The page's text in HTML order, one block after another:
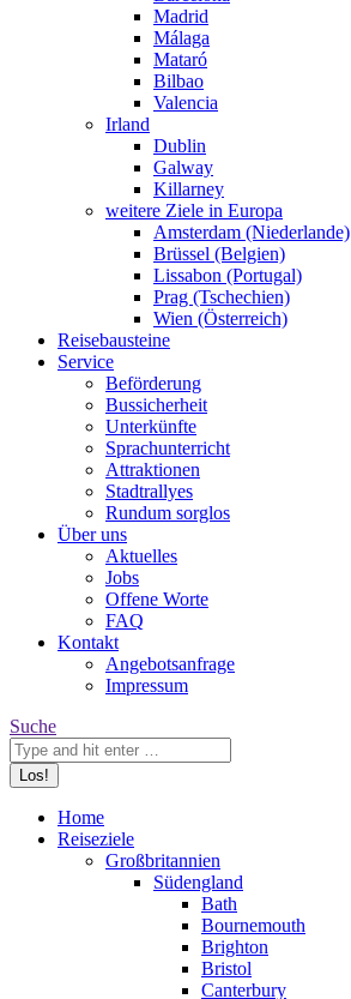
Madrid
Málaga
Mataró
Bilbao
Valencia
Irland
Dublin
Galway
Killarney
weitere Ziele in Europa
Amsterdam (Niederlande)
Brüssel (Belgien)
Lissabon (Portugal)
Prag (Tschechien)
Wien (Österreich)
Reisebausteine
Service
Beförderung
Bussicherheit
Unterkünfte
Sprachunterricht
Attraktionen
Stadtrallyes
Rundum sorglos
Über uns
Aktuelles
Jobs
Offene Worte
FAQ
Kontakt
Angebotsanfrage
Impressum
Search:
Suche
Home
Reiseziele
Großbritannien
Südengland
Bath
Bournemouth
Brighton
Bristol
Canterbury